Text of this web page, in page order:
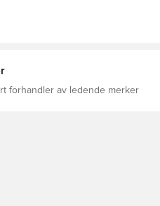
forhandler av ledende merker